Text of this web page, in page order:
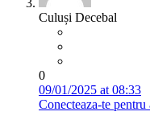
Culuși Decebal
0
09/01/2025 at 08:33
Conecteaza-te pentru